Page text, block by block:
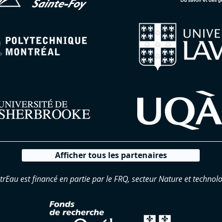
Afficher tous les partenaires
est financé en partie par le FRQ, secteur Nature et